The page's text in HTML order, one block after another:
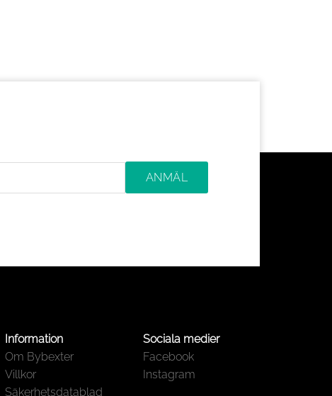
Information
Om Bybexter
Villkor
Säkerhetsdatablad
Sociala medier
Facebook
Instagram